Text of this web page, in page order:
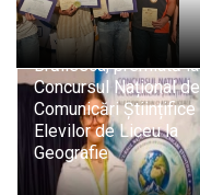
Lucacista Ariana
Brăilescu, premiată la
Concursul Național de
Comunicări Științifice
Elevilor de Liceu la
Geografie